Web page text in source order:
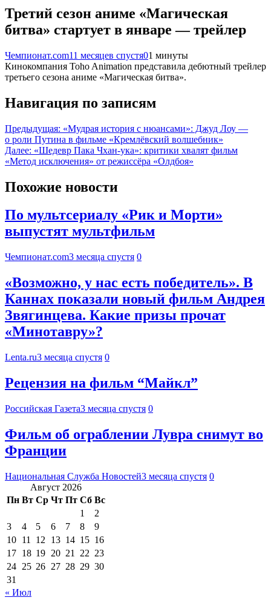
Третий сезон аниме «Магическая
битва» стартует в январе — трейлер
Чемпионат.com11 месяцев спустя01 минуты
Кинокомпания Toho Animation представила дебютный трейлер
третьего сезона аниме «Магическая битва».
Навигация по записям
Предыдущая: «Мудрая история с нюансами»: Джуд Лоу —
о роли Путина в фильме «Кремлёвский волшебник»
Далее: «Шедевр Пака Чхан-ука»: критики хвалят фильм
«Метод исключения» от режиссёра «Олдбоя»
Похожие новости
По мультсериалу «Рик и Морти»
выпустят мультфильм
Чемпионат.com3 месяца спустя 0
«Возможно, у нас есть победитель». В
Каннах показали новый фильм Андрея
Звягинцева. Какие призы прочат
«Минотавру»?
Lenta.ru3 месяца спустя 0
Рецензия на фильм “Майкл”
Российская Газета3 месяца спустя 0
Фильм об ограблении Лувра снимут во
Франции
Национальная Служба Новостей3 месяца спустя 0
Август 2026
Пн Вт Ср Чт Пт Сб Вс
1
2
3
4 5 6 7 8
9
10 11 12 13 14 15 16
17 18 19 20 21 22 23
24 25 26 27 28 29 30
31
« Июл